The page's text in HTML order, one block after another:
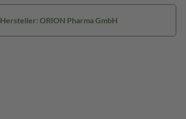
Hersteller: ORION Pharma GmbH